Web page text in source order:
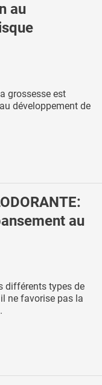
au
grossesse est
développement de
au
différents types de
ne favorise pas la